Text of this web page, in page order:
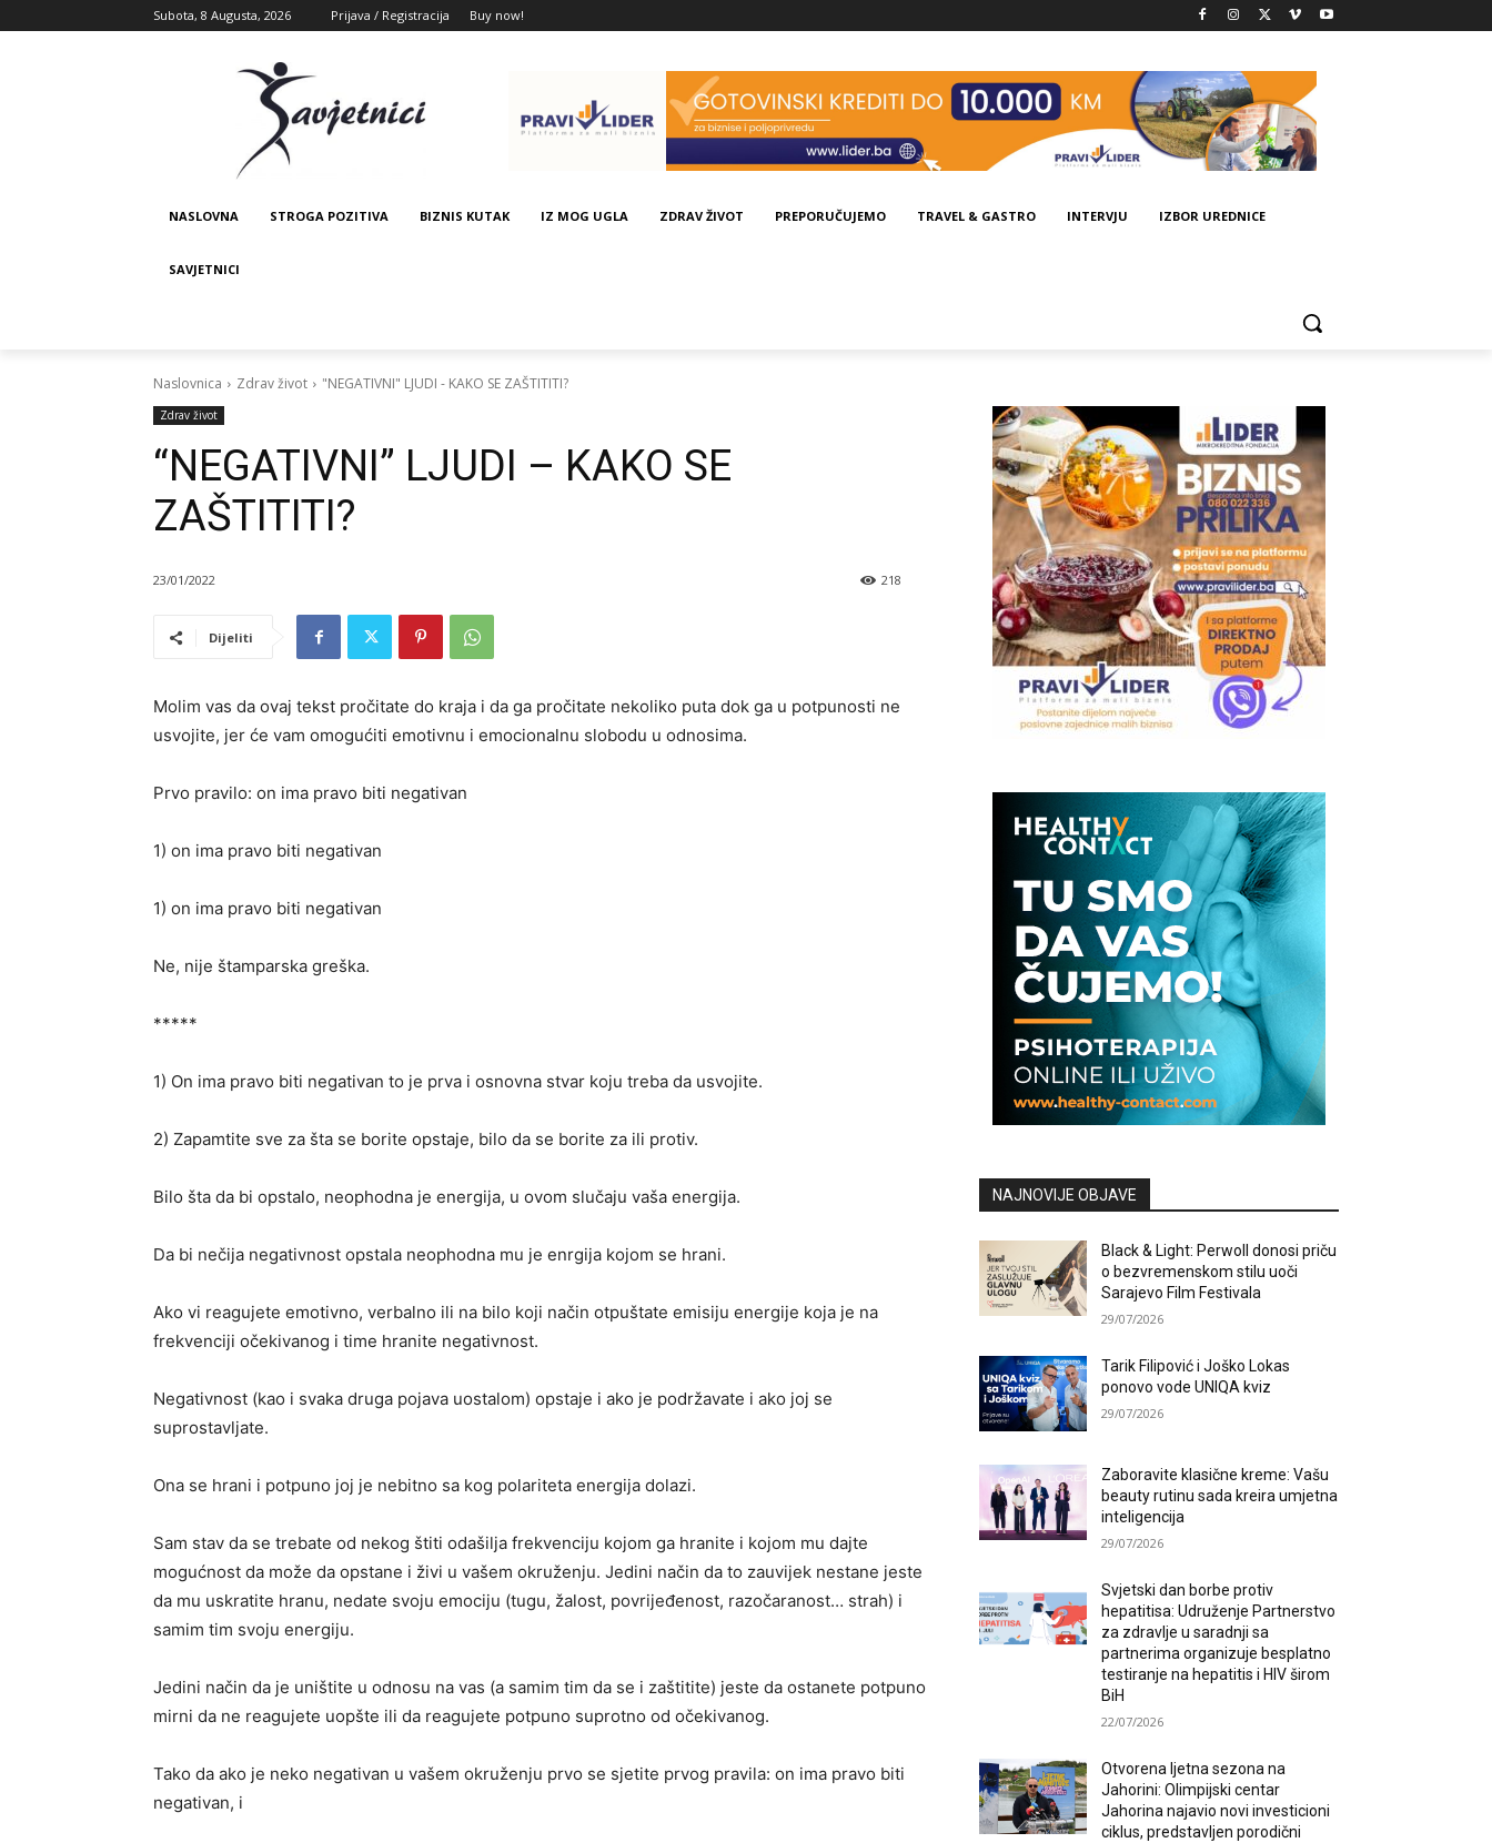
Subota, 8 Augusta, 2026 Prijava / Registracija Buy now!
NASLOVNA STROGA POZITIVA BIZNIS KUTAK IZ MOG UGLA ZDRAV ŽIVOT PREPORUČUJEMO TRAVEL & GASTRO INTERVJU IZBOR UREDNICE
SAVJETNICI
Naslovnica Zdrav život "NEGATIVNI" LJUDI - KAKO SE ZAŠTITITI?
Zdrav život
“NEGATIVNI” LJUDI – KAKO SE
ZAŠTITITI?
23/01/2022 218
Dijeliti
Molim vas da ovaj tekst pročitate do kraja i da ga pročitate nekoliko puta dok ga u potpunosti ne
usvojite, jer će vam omogućiti emotivnu i emocionalnu slobodu u odnosima.
Prvo pravilo: on ima pravo biti negativan
1) on ima pravo biti negativan
1) on ima pravo biti negativan
Ne, nije štamparska greška.
*****
1) On ima pravo biti negativan to je prva i osnovna stvar koju treba da usvojite.
2) Zapamtite sve za šta se borite opstaje, bilo da se borite za ili protiv.
Bilo šta da bi opstalo, neophodna je energija, u ovom slučaju vaša energija.
Da bi nečija negativnost opstala neophodna mu je enrgija kojom se hrani.
Ako vi reagujete emotivno, verbalno ili na bilo koji način otpuštate emisiju energije koja je na
frekvenciji očekivanog i time hranite negativnost.
Negativnost (kao i svaka druga pojava uostalom) opstaje i ako je podržavate i ako joj se
suprostavljate.
Ona se hrani i potpuno joj je nebitno sa kog polariteta energija dolazi.
Sam stav da se trebate od nekog štiti odašilja frekvenciju kojom ga hranite i kojom mu dajte
mogućnost da može da opstane i živi u vašem okruženju. Jedini način da to zauvijek nestane jeste
da mu uskratite hranu, nedate svoju emociju (tugu, žalost, povrijeđenost, razočaranost… strah) i
samim tim svoju energiju.
Jedini način da je uništite u odnosu na vas (a samim tim da se i zaštitite) jeste da ostanete potpuno
mirni da ne reagujete uopšte ili da reagujete potpuno suprotno od očekivanog.
Tako da ako je neko negativan u vašem okruženju prvo se sjetite prvog pravila: on ima pravo biti
negativan, i
NAJNOVIJE OBJAVE
Black & Light: Perwoll donosi priču
o bezvremenskom stilu uoči
Sarajevo Film Festivala
29/07/2026
Tarik Filipović i Joško Lokas
ponovo vode UNIQA kviz
29/07/2026
Zaboravite klasične kreme: Vašu
beauty rutinu sada kreira umjetna
inteligencija
29/07/2026
Svjetski dan borbe protiv
hepatitisa: Udruženje Partnerstvo
za zdravlje u saradnji sa
partnerima organizuje besplatno
testiranje na hepatitis i HIV širom
BiH
22/07/2026
Otvorena ljetna sezona na
Jahorini: Olimpijski centar
Jahorina najavio novi investicioni
ciklus, predstavljen porodični